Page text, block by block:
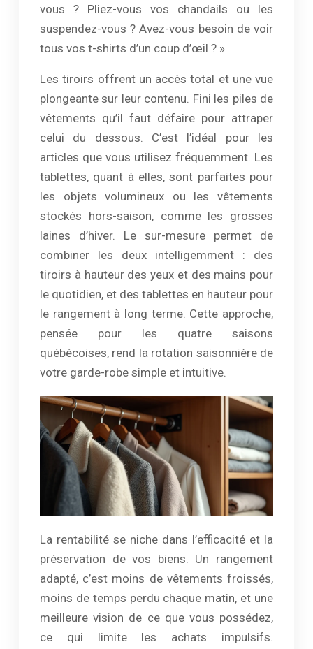
vous ? Pliez-vous vos chandails ou les
suspendez-vous ? Avez-vous besoin de voir
tous vos t-shirts d’un coup d’œil ? »
Les tiroirs offrent un accès total et une vue
plongeante sur leur contenu. Fini les piles de
vêtements qu’il faut défaire pour attraper
celui du dessous. C’est l’idéal pour les
articles que vous utilisez fréquemment. Les
tablettes, quant à elles, sont parfaites pour
les objets volumineux ou les vêtements
stockés hors-saison, comme les grosses
laines d’hiver. Le sur-mesure permet de
combiner les deux intelligemment : des
tiroirs à hauteur des yeux et des mains pour
le quotidien, et des tablettes en hauteur pour
le rangement à long terme. Cette approche,
pensée pour les quatre saisons
québécoises, rend la rotation saisonnière de
votre garde-robe simple et intuitive.
La rentabilité se niche dans l’efficacité et la
préservation de vos biens. Un rangement
adapté, c’est moins de vêtements froissés,
moins de temps perdu chaque matin, et une
meilleure vision de ce que vous possédez,
ce qui limite les achats impulsifs.